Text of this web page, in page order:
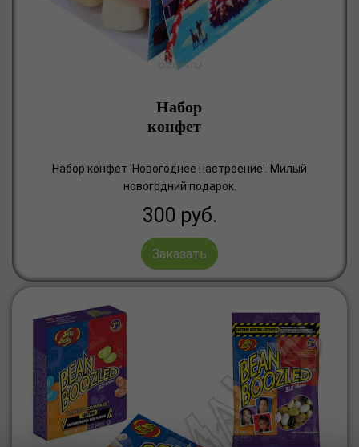
Набор
конфет
Набор конфет 'Новогоднее настроение'. Милый
новогодний подарок.
300 руб.
Заказать